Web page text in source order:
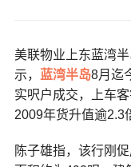
美联物业上东蓝湾
示， 蓝湾半岛8月迄
实呎户成交，上车
2009年货升值逾2.3
陈子雄指，该行刚